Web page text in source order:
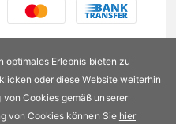
optimales Erlebnis bieten zu
oder diese Website weiterhin
Cookies gemäß unserer
von Cookies können Sie hier